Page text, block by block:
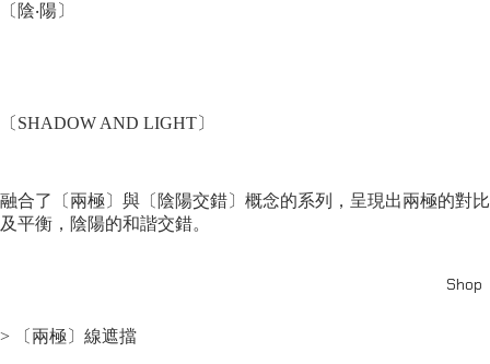
Shop
〔陰‧陽〕
〔SHADOW AND LIGHT〕
融合了〔兩極〕與〔陰陽交錯〕概念的系列，呈現出兩極的對比
及平衡，陰陽的和諧交錯。
> 〔兩極〕線遮擋